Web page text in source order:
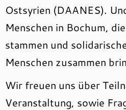
Ostsyrien (DAANES).
Menschen in Bochum,
stammen und
Menschen zusammen
Wir freuen uns über
Veranstaltung, sowie